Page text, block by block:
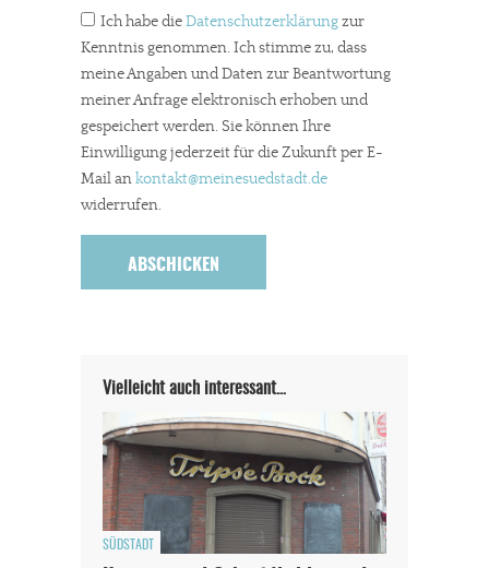
Ich habe dieDatenschutzerklärungzur
Kenntnis genommen. Ich stimme zu, dass
meine Angaben und Daten zur Beantwortung
meiner Anfrage elektronisch erhoben und
gespeichert werden. Sie können Ihre
Einwilligung jederzeit für die Zukunft per E-
Mail ankontakt@meinesuedstadt.de
widerrufen.
Vielleicht auch interessant…
SÜDSTADT